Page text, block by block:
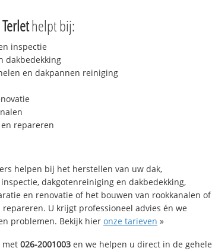
Terlethelpt bij:
inspectie
dakbedekking
en dakpannen reiniging
repareren
helpen bij het herstellen van uw dak,
dakgotenreiniging en dakbedekking,
en renovatie of het bouwen van rookkanalen of
repareren. U krijgt professioneel advies én we
problemen. Bekijk hier onze tarieven »
met 026-2001003 en we helpen u direct in de gehele